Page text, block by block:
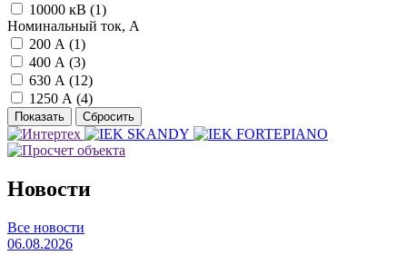
10000 кВ (1)
Номинальный ток, А
200 А (1)
400 А (3)
630 А (12)
1250 А (4)
Новости
Все новости
06.08.2026